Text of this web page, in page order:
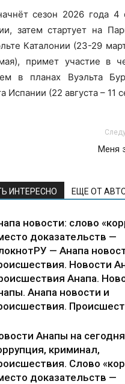
сезон 2026 года 4
затем стартует на
Каталонии (23-29
примет участие в
в планах Вуэльта
Испании (22 августа – 11
Меня
ИНТЕРЕСНО ЕЩЕ ОТ
новости: слово
доказательств —
— Анапа
Новости
Анапа.
Анапа новости и
Анапы на
криминал,
Слово
доказательств —